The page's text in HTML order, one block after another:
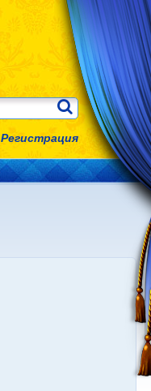
Регистрация